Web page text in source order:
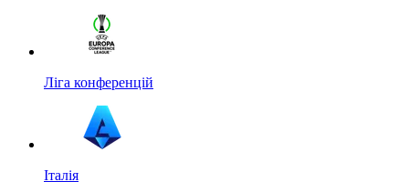
Ліга конференцій
Італія